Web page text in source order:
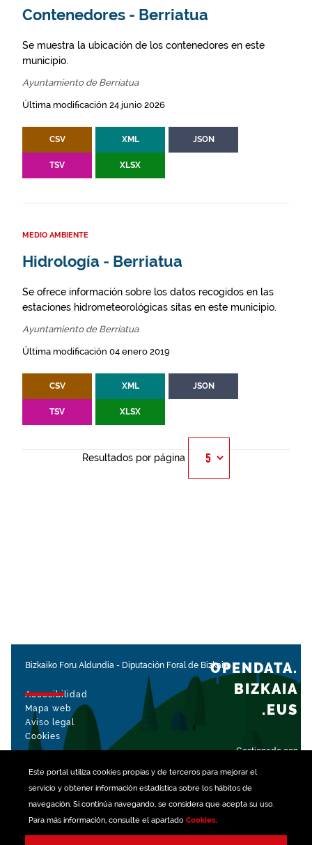
Este portal utiliza cookiespropias y de terceros para mejorar el
servicio y obtener información estadística sobre los hábitos de
navegación. Si continúa navegando, se considera que acepta su uso.
Para más información, consulte el apartado Cookies.
Contenedores - Berriatua
Se muestra la ubicación de los contenedores en este
municipio.
Ayuntamiento de Berriatua
Última modificación 24 junio 2026
CSV XML JSON
TSV XLSX
MEDIO AMBIENTE
Hidrología - Berriatua
Se ofrece información sobre los datos recogidos en las
estaciones hidrometeorológicas sitas en este municipio.
Ayuntamiento de Berriatua
Última modificación 04 enero 2019
CSV XML JSON
TSV XLSX
Resultados por página
Bizkaiko Foru Aldundia - Diputación Foral de Bizkaia
Accesibilidad
Mapa web
Aviso legal
Cookies
Gestionado con
OPENDATA.
BIZKAIA
.EUS